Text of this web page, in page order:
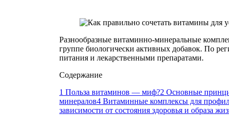
Разнообразные витаминно-минеральные
группе биологически активных добавок. По
питания и лекарственными препаратами.
Содержание
1 Польза витаминов — миф?2 Основные
минералов4 Витаминные комплексы для
зависимости от состояния здоровья и образа